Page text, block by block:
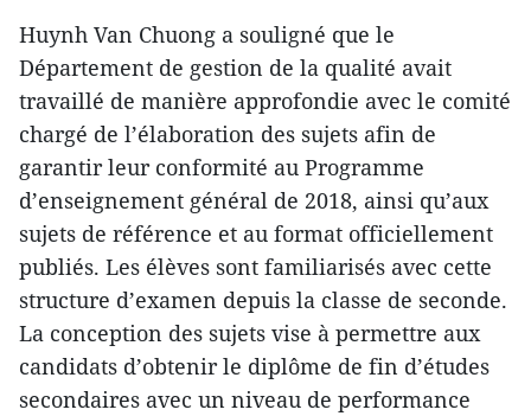
Huynh Van Chuong a souligné que le
Département de gestion de la qualité avait
travaillé de manière approfondie avec le comité
chargé de l’élaboration des sujets afin de
garantir leur conformité au Programme
d’enseignement général de 2018, ainsi qu’aux
sujets de référence et au format officiellement
publiés. Les élèves sont familiarisés avec cette
structure d’examen depuis la classe de seconde.
La conception des sujets vise à permettre aux
candidats d’obtenir le diplôme de fin d’études
secondaires avec un niveau de performance